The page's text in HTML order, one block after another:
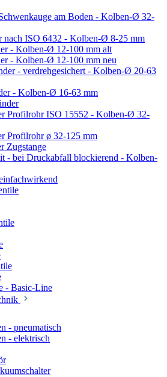
am Boden - Kolben-Ø 32-
nach ISO 6432 - Kolben-Ø 8-25 mm
- Kolben-Ø 12-100 mm alt
- Kolben-Ø 12-100 mm neu
- verdrehgesichert - Kolben-Ø 20-63
- Kolben-Ø 16-63 mm
Profilrohr ISO 15552 - Kolben-Ø 32-
Profilrohr ø 32-125 mm
Zugstange
- bei Druckabfall blockierend - Kolben-
- Basic-Line
- pneumatisch
- elektrisch